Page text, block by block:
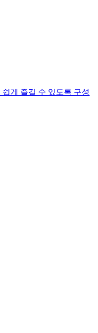
게 즐길 수 있도록 구성